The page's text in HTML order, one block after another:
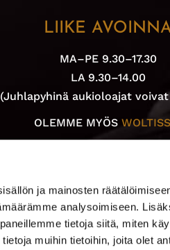
ja mainosten
analysoimiseen.
tietoja siitä, miten
muihin tietoihin, joita olet
LIIKE
MA–PE 9.30–17.30
LA 9.30–14.00
(Juhlapyhinä aukioloajat
OLEMME MYÖS
0500 369 074
TUOMIOKIRKONKATU 17,